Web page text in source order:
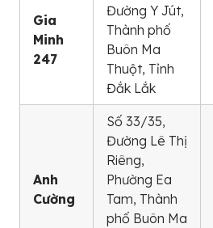
Gia
Minh
247
Đường Y Jút,
Thành phố
Buôn Ma
Thuột, Tỉnh
Đắk Lắk
Anh
Cường
Số 33/35,
Đường Lê Thị
Riêng,
Phường Ea
Tam, Thành
phố Buôn Ma